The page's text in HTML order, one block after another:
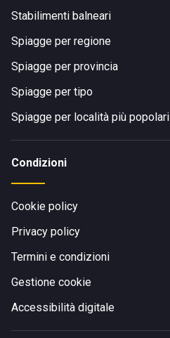
Stabilimenti balneari
Spiagge per regione
Spiagge per provincia
Spiagge per tipo
Spiagge per località più popolari
Condizioni
Cookie policy
Privacy policy
Termini e condizioni
Gestione cookie
Accessibilità digitale